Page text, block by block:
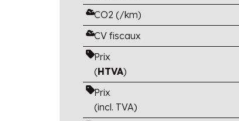
CO2 (/km)
CV fiscaux
Prix
(HTVA)
Prix
(incl. TVA)